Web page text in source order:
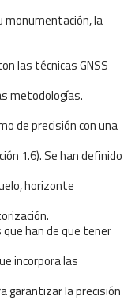
monumentación, la
las técnicas GNSS
metodologías.
de precisión con una
1.6). Se han definido
horizonte
han de que tener
incorpora las
garantizar la precisión